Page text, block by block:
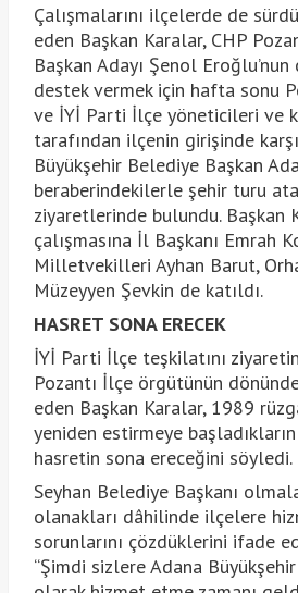
Çalışmalarını ilçelerde de
eden Başkan Karalar, CHP
Başkan Adayı Şenol Eroğlu’nun
destek vermek için hafta sonu
ve İYİ Parti İlçe yöneticileri ve
tarafından ilçenin girişinde
Büyükşehir Belediye Başkan
beraberindekilerle şehir turu
ziyaretlerinde bulundu. Başkan
çalışmasına İl Başkanı Emrah
Milletvekilleri Ayhan Barut,
Müzeyyen Şevkin de katıldı.
HASRET SONA ERECEK
İYİ Parti İlçe teşkilatını
Pozantı İlçe örgütünün
eden Başkan Karalar, 1989
yeniden estirmeye
hasretin sona ereceğini söyledi.
Seyhan Belediye Başkanı
olanakları dâhilinde ilçelere
sorunlarını çözdüklerini ifade
“Şimdi sizlere Adana